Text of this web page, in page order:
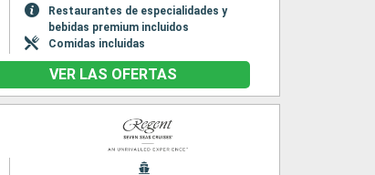
Restaurantes de especialidades y
bebidas premium incluidos
Comidas incluidas
VER LAS OFERTAS